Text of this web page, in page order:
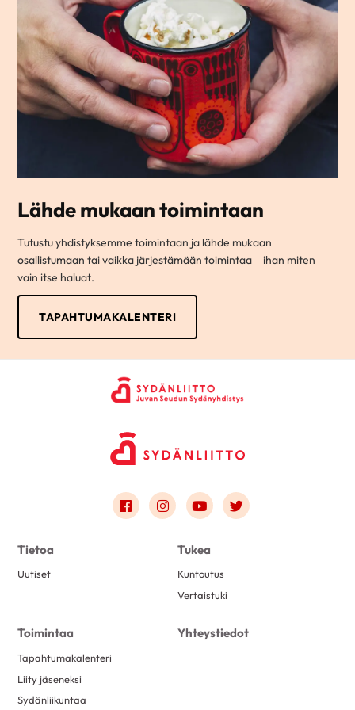
Lähde mukaan toimintaan
Tutustu yhdistyksemme toimintaan ja lähde mukaan
osallistumaan tai vaikka järjestämään toimintaa – ihan miten
vain itse haluat.
TAPAHTUMAKALENTERI
Link to facebook
Link to instagram
Link to youtube
Link to twitter
Tietoa
Uutiset
Tukea
Kuntoutus
Vertaistuki
Toimintaa
Tapahtumakalenteri
Liity jäseneksi
Sydänliikuntaa
Yhteystiedot